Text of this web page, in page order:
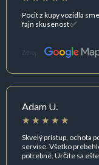
Pocit z kupy vozidla
fajn skusenost ✅
Zdroj:
Adam U.
Skvelý prístup, ochota
servise. Všetko
potrebné. Určite sa